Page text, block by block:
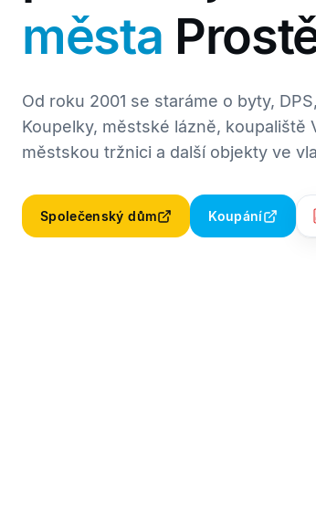
města
Od roku 2001 se staráme o byty,
Koupelky, městské lázně, koupaliště
městskou tržnici a další objekty ve
Společenský dům Koupání